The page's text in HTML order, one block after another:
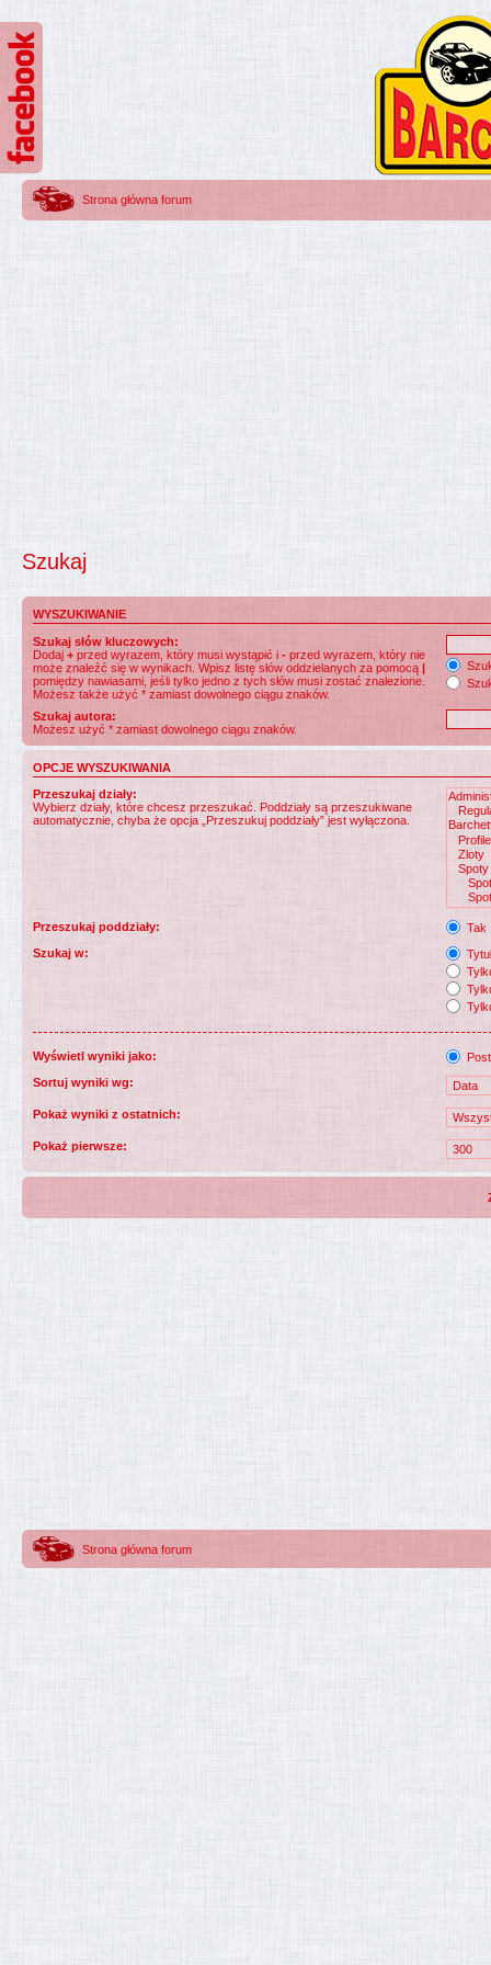
Strona główna forum
Szukaj
WYSZUKIWANIE
Szukaj słów kluczowych:
Dodaj + przed wyrazem, który musi wystąpić i - przed wyrazem, który nie
może znaleźć się w wynikach. Wpisz listę słów oddzielanych za pomocą |
pomiędzy nawiasami, jeśli tylko jedno z tych słów musi zostać znalezione.
Możesz także użyć * zamiast dowolnego ciągu znaków.
Szukaj autora:
Możesz użyć * zamiast dowolnego ciągu znaków.
OPCJE WYSZUKIWANIA
Przeszukaj działy:
Wybierz działy, które chcesz przeszukać. Poddziały są przeszukiwane
automatycznie, chyba że opcja „Przeszukuj poddziały” jest wyłączona.
Przeszukaj poddziały:
Tak
Szukaj w:
Wyświetl wyniki jako:
Sortuj wyniki wg:
Pokaż wyniki z ostatnich:
Pokaż pierwsze:
Strona główna forum